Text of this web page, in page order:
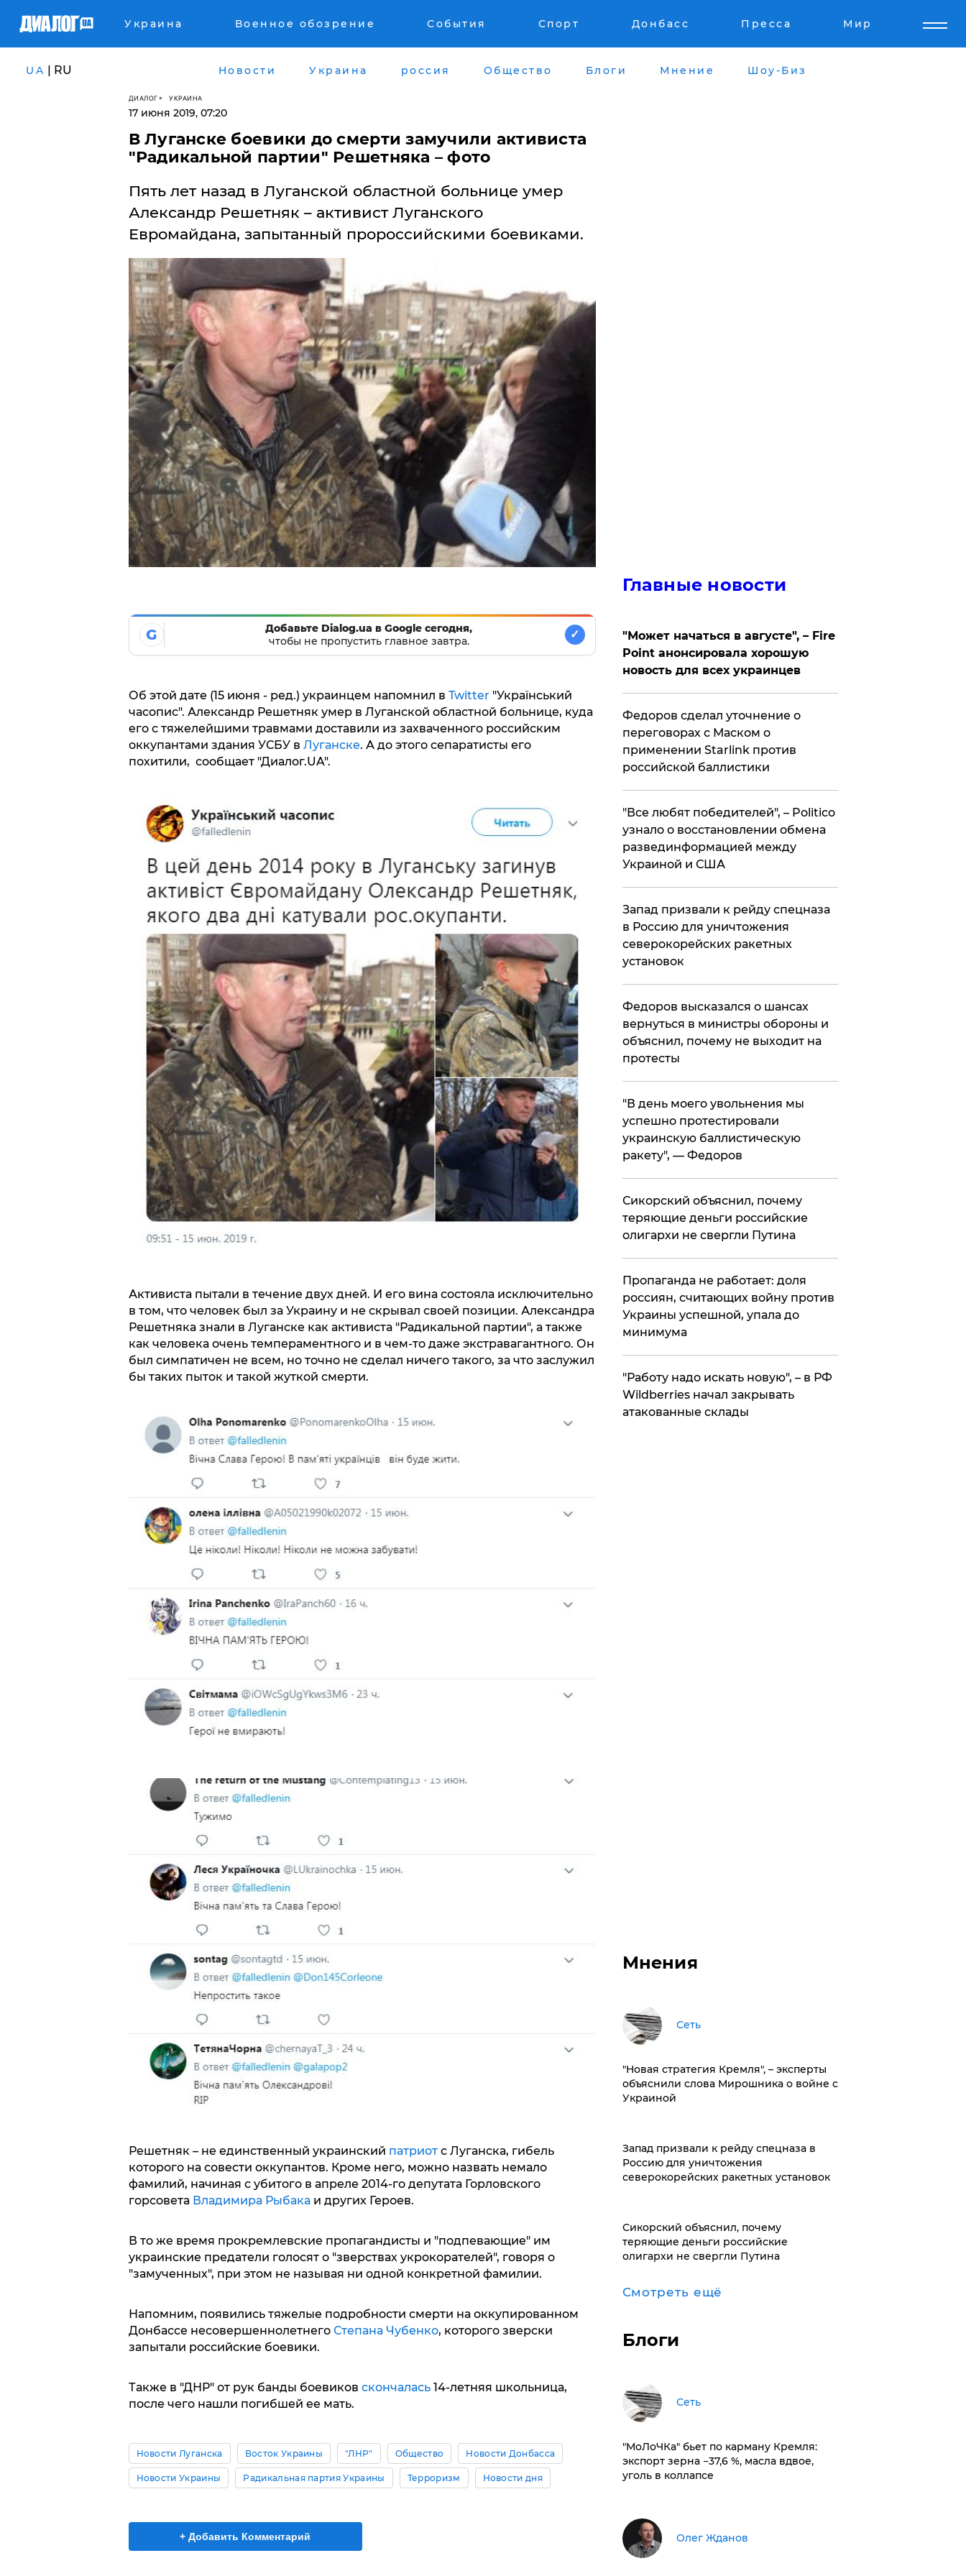
Украина Военное обозрение События Спорт Донбасс Пресса Мир
UA | RU Новости Украина россия Общество Блоги Мнение Шоу-Биз
ДИАЛОГ УКРАИНА
17 июня 2019, 07:20
В Луганске боевики до смерти замучили активиста
"Радикальной партии" Решетняка – фото
Пять лет назад в Луганской областной больнице умер
Александр Решетняк – активист Луганского
Евромайдана, запытанный пророссийскими боевиками.
G
Добавьте Dialog.ua в Google сегодня,
чтобы не пропустить главное завтра.
✓
Об этой дате (15 июня - ред.) украинцем напомнил в Twitter "Український
часопис". Александр Решетняк умер в Луганской областной больнице, куда
его с тяжелейшими травмами доставили из захваченного российским
оккупантами здания УСБУ в Луганске. А до этого сепаратисты его
похитили, сообщает "Диалог.UA".
Активиста пытали в течение двух дней. И его вина состояла исключительно
в том, что человек был за Украину и не скрывал своей позиции. Александра
Решетняка знали в Луганске как активиста "Радикальной партии", а также
как человека очень темпераментного и в чем-то даже экстравагантного. Он
был симпатичен не всем, но точно не сделал ничего такого, за что заслужил
бы таких пыток и такой жуткой смерти.
Решетняк – не единственный украинский патриот с Луганска, гибель
которого на совести оккупантов. Кроме него, можно назвать немало
фамилий, начиная с убитого в апреле 2014-го депутата Горловского
горсовета Владимира Рыбакаи других Героев.
В то же время прокремлевские пропагандисты и "подпевающие" им
украинские предатели голосят о "зверствах укрокорателей", говоря о
"замученных", при этом не называя ни одной конкретной фамилии.
Напомним, появились тяжелые подробности смерти на оккупированном
Донбассе несовершеннолетнего Степана Чубенко, которого зверски
запытали российские боевики.
Также в "ДНР" от рук банды боевиков скончалась14-летняя школьница,
после чего нашли погибшей ее мать.
Новости Луганска Восток Украины "ЛНР" Общество Новости Донбасса
Новости Украины Радикальная партия Украины Терроризм Новости дня
+ Добавить Комментарий
Главные новости
"Может начаться в августе", – Fire
Point анонсировала хорошую
новость для всех украинцев
Федоров сделал уточнение о
переговорах с Маском о
применении Starlink против
российской баллистики
​"Все любят победителей", – Politico
узнало о восстановлении обмена
развединформацией между
Украиной и США
Запад призвали к рейду спецназа
в Россию для уничтожения
северокорейских ракетных
установок
Федоров высказался о шансах
вернуться в министры обороны и
объяснил, почему не выходит на
протесты
​"В день моего увольнения мы
успешно протестировали
украинскую баллистическую
ракету", — Федоров
Сикорский объяснил, почему
теряющие деньги российские
олигархи не свергли Путина
​Пропаганда не работает: доля
россиян, считающих войну против
Украины успешной, упала до
минимума
"Работу надо искать новую", – в РФ
Wildberries начал закрывать
атакованные склады
Мнения
Сеть
"Новая стратегия Кремля", – эксперты
объяснили слова Мирошника о войне с
Украиной
Запад призвали к рейду спецназа в
Россию для уничтожения
северокорейских ракетных установок
Сикорский объяснил, почему
теряющие деньги российские
олигархи не свергли Путина
Смотреть ещё
Блоги
Сеть
​"МоЛоЧКа" бьет по карману Кремля:
экспорт зерна −37,6 %, масла вдвое,
уголь в коллапсе
Олег Жданов